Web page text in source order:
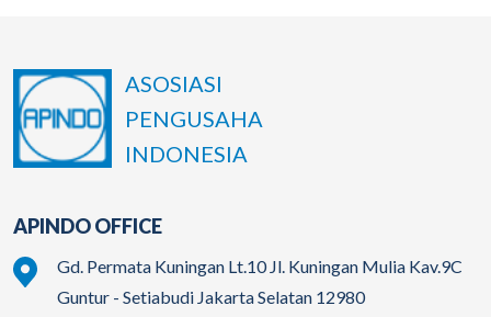
ASOSIASI
PENGUSAHA
INDONESIA
APINDO OFFICE
Gd. Permata Kuningan Lt.10 Jl. Kuningan Mulia Kav.9C
Guntur - Setiabudi Jakarta Selatan 12980